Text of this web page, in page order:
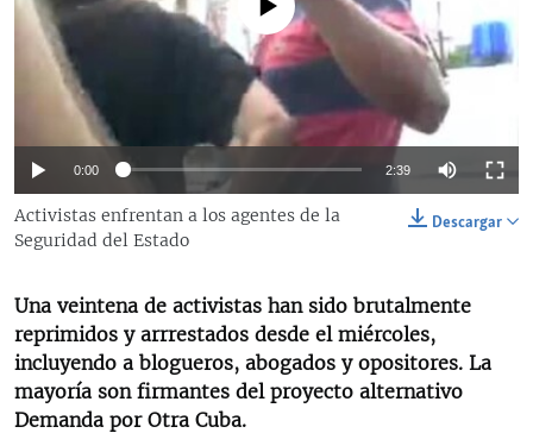
RADIO MARTÍ
ESPECIALES
ESPECIALES
LA REALIDAD DE LA VIVIENDA EN CUBA
SER VIEJO EN CUBA
KENTU-CUBANO
DESINFORMACIÓN RUSA EN AMÉRICA LATINA
LA INVASIÓN DE RUSIA A UCRANIA
MULTIMEDIA
EDITORIALES
SÍGUENOS
No media source currently available
0:00 2:39
Descargar
Activistas enfrentan a los agentes de la
Seguridad del Estado
Una veintena de activistas han sido brutalmente
reprimidos y arrrestados desde el miércoles,
incluyendo a blogueros, abogados y opositores. La
mayoría son firmantes del proyecto alternativo
Demanda por Otra Cuba.